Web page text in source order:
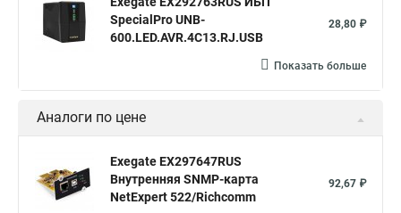
SpecialPro UNB-
600.LED.AVR.4C13.RJ.USB
28,80 ₽
Показать больше
Аналоги по цене
Exegate EX297647RUS
Внутренняя SNMP-карта
NetExpert 522/Richcomm
92,67 ₽